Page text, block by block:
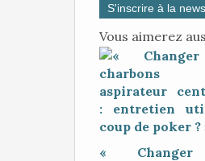
S'inscrire à la
Vous aimerez
«